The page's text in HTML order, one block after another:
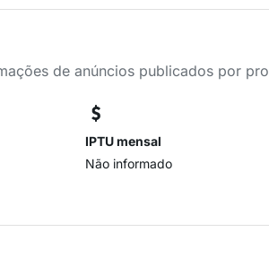
de anúncios publicados por
IPTU mensal
Não informado